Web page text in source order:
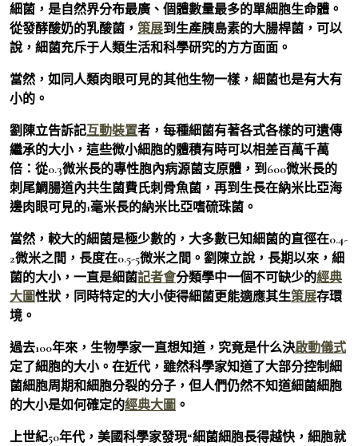
細菌，是自然界分布最廣、個體數量最多的單細胞生命體。
從發酵酸奶的乳酸菌， 策展到生產胰島素的大腸桿菌，可以
說，細菌充斥于人類生活和科學研究的方方面面。
當然，如同人類肉眼可見的其他生物一樣，細菌也是有大有
小的。
劉陳立告訴記互動裝置者，每種細菌有著各式各樣的可遺傳
繼承的大小，這些微小細胞的體積有時可以相差百萬千萬
倍：從0.3微米長的專性胞內病源菌支原體，到600微米長的
刺尾鯛腸道內共生菌費氏刺骨魚菌，再到生長在納米比亞海
邊肉眼可見的1毫米長的納米比亞嗜硫珠菌。
當然，較大的細菌是極少數的，大多數已知細菌的直徑在0.4-
2微米之間，長度在0.5-5微米之間。劉陳立說，長期以來，細
菌的大小，一直是細菌記者會分類學中一個不可缺少的經典
大圖性狀，同時特定的大小使得細菌更能適應其生策展存環
境。
過去100年來，生物學家一直想知道，究竟是什么決啟動儀式
定了細胞的大小。在近代，雖然科學家知道了大部分控制細
菌細胞周期和細胞分裂的分子，但人們仍然不知道細菌細胞
的大小是如何確定的經典大圖 。
上世紀50年代，美國科學家發現“細菌細胞長得越快，細胞就